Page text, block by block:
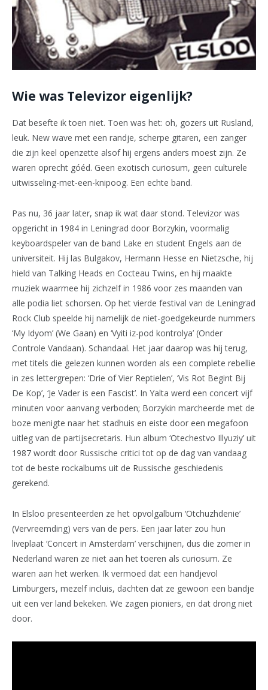
Wie was Televizor eigenlijk?
Dat besefte ik toen niet. Toen was het: oh, gozers uit Rusland,
leuk. New wave met een randje, scherpe gitaren, een zanger
die zijn keel openzette alsof hij ergens anders moest zijn. Ze
waren oprecht góéd. Geen exotisch curiosum, geen culturele
uitwisseling-met-een-knipoog. Een echte band.
Pas nu, 36 jaar later, snap ik wat daar stond. Televizor was
opgericht in 1984 in Leningrad door Borzykin, voormalig
keyboardspeler van de band Lake en student Engels aan de
universiteit. Hij las Bulgakov, Hermann Hesse en Nietzsche, hij
hield van Talking Heads en Cocteau Twins, en hij maakte
muziek waarmee hij zichzelf in 1986 voor zes maanden van
alle podia liet schorsen. Op het vierde festival van de Leningrad
Rock Club speelde hij namelijk de niet-goedgekeurde nummers
‘My Idyom’ (We Gaan) en ‘Vyiti iz-pod kontrolya’ (Onder
Controle Vandaan). Schandaal. Het jaar daarop was hij terug,
met titels die gelezen kunnen worden als een complete rebellie
in zes lettergrepen: ‘Drie of Vier Reptielen’, ‘Vis Rot Begint Bij
De Kop’, ‘Je Vader is een Fascist’. In Yalta werd een concert vijf
minuten voor aanvang verboden; Borzykin marcheerde met de
boze menigte naar het stadhuis en eiste door een megafoon
uitleg van de partijsecretaris. Hun album ‘Otechestvo Illyuziy’ uit
1987 wordt door Russische critici tot op de dag van vandaag
tot de beste rockalbums uit de Russische geschiedenis
gerekend.
In Elsloo presenteerden ze het opvolgalbum ‘Otchuzhdenie’
(Vervreemding) vers van de pers. Een jaar later zou hun
liveplaat ‘Concert in Amsterdam’ verschijnen, dus die zomer in
Nederland waren ze niet aan het toeren als curiosum. Ze
waren aan het werken. Ik vermoed dat een handjevol
Limburgers, mezelf incluis, dachten dat ze gewoon een bandje
uit een ver land bekeken. We zagen pioniers, en dat drong niet
door.